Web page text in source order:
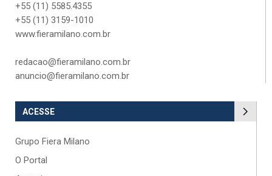
+55 (11) 5585.4355
+55 (11) 3159-1010
www.fieramilano.com.br
redacao@fieramilano.com.br
anuncio@fieramilano.com.br
ACESSE
Grupo Fiera Milano
O Portal